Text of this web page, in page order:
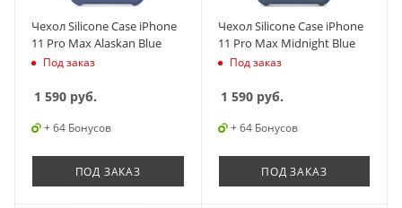
Чехол Silicone Case iPhone
11 Pro Max Alaskan Blue
Под заказ
1 590 руб.
+ 64 Бонусов
ПОД ЗАКАЗ
Чехол Silicone Case iPhone
11 Pro Max Midnight Blue
Под заказ
1 590руб.
+ 64 Бонусов
ПОД ЗАКАЗ